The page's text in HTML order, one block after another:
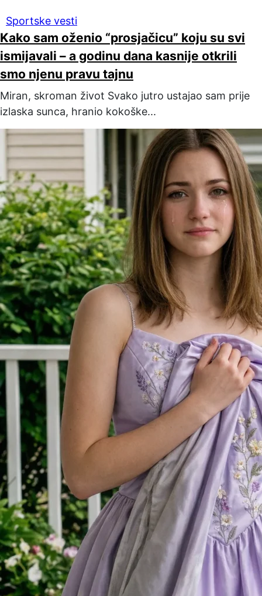
Sportske vesti
Kako sam oženio “prosjačicu” koju su svi
ismijavali – a godinu dana kasnije otkrili
smo njenu pravu tajnu
Miran, skroman život Svako jutro ustajao sam prije
izlaska sunca, hranio kokoške...